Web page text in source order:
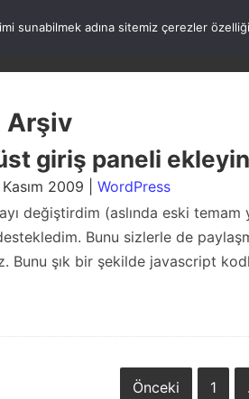
Arşiv
giriş paneli
2009 | WordPress
değiştirdim (aslında eski
Bunu sizlerle de
Bunu şık bir şekilde javascript
Önceki 1
sunabilmek adına sitemiz çerezler